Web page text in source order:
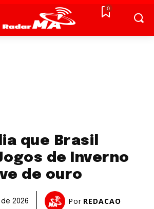
0
que Brasil
de Inverno
de ouro
2026 Por REDACAO